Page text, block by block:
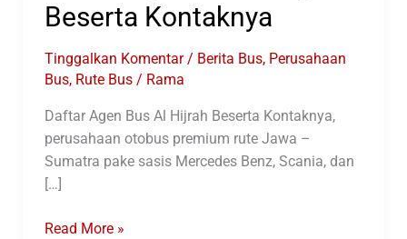
Beserta Kontaknya
Tinggalkan Komentar / Berita Bus, Perusahaan
Bus, Rute Bus/ Rama
Daftar Agen Bus Al Hijrah Beserta Kontaknya,
perusahaan otobus premium rute Jawa –
Sumatra pake sasis Mercedes Benz, Scania, dan
[…]
Daftar
Read More »